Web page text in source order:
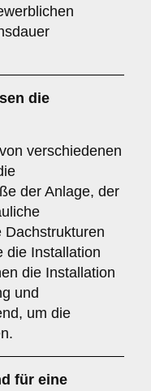
die
verschiedenen
der Anlage, der
Dachstrukturen
die Installation
die Installation
und
um die
für eine